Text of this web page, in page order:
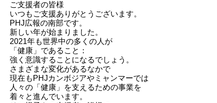
ご支援者の皆様
いつもご支援ありがとうございます。
PHJ広報の南部です。
新しい年が始まりました。
2021年も世界中の多くの人が
「健康」であること：
強く意識することになるでしょう。
さまざまな変化があるなかで
現在もPHJカンボジアやミャンマーでは
人々の「健康」を支えるための事業を
着々と進んでいます。